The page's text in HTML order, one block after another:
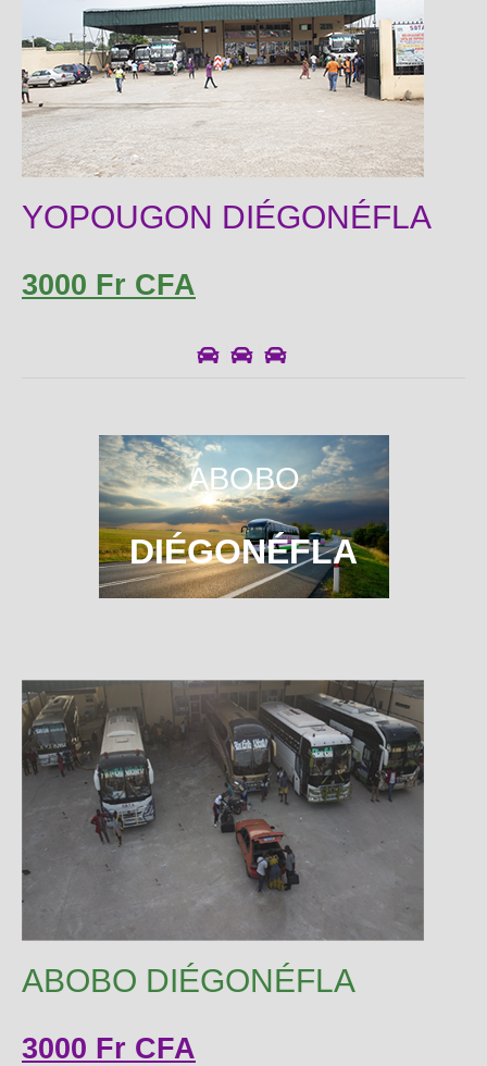
YOPOUGON DIÉGONÉFLA
3000 Fr CFA
ABOBO
DIÉGONÉFLA
ABOBO DIÉGONÉFLA
3000 Fr CFA